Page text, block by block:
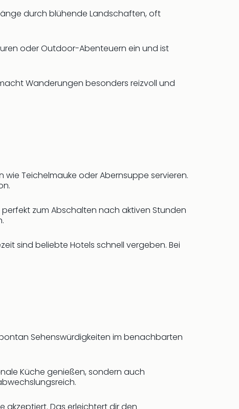
durch blühende Landschaften, oft
oder Outdoor-Abenteuern ein und ist
Wanderungen besonders reizvoll und
Teichelmauke oder Abernsuppe servieren.
zum Abschalten nach aktiven Stunden
sind beliebte Hotels schnell vergeben. Bei
Sehenswürdigkeiten im benachbarten
Küche genießen, sondern auch